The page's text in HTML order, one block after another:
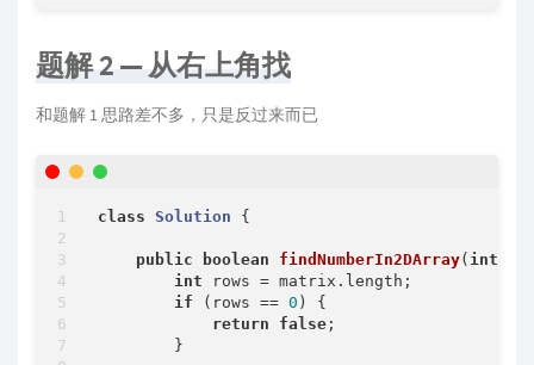
题解 2 — 从右上角找
和题解 1 思路差不多，只是反过来而已
class Solution {
public boolean findNumberIn2DArray( int
int rows = matrix.length;
if (rows == 0 ) {
return
false ;
        }